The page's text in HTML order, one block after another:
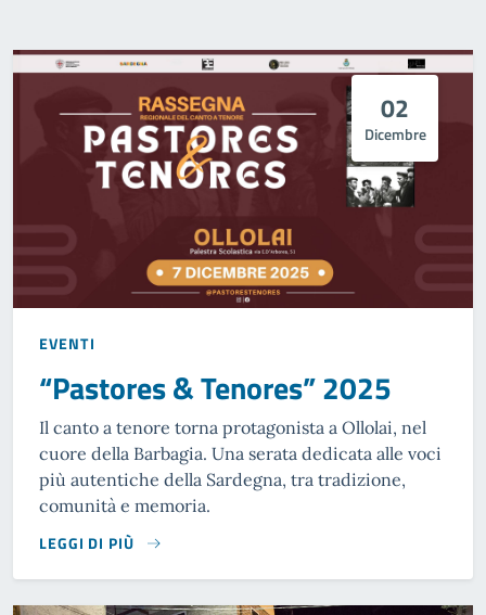
02
Dicembre
EVENTI
“Pastores & Tenores” 2025
Il canto a tenore torna protagonista a Ollolai, nel
cuore della Barbagia. Una serata dedicata alle voci
più autentiche della Sardegna, tra tradizione,
comunità e memoria.
LEGGI DI PIÙ